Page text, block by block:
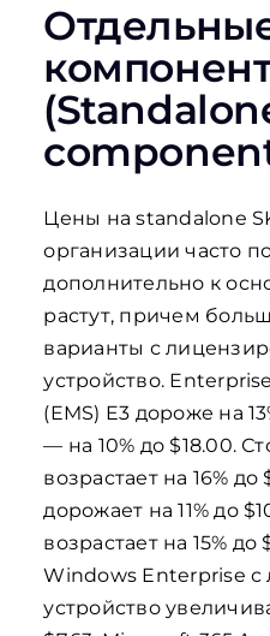
Цены на standalone
организации часто
дополнительно к
растут, причем
варианты с
устройство.
(EMS) E3 дороже на
— на 10% до $18.00.
возрастает на 16% до
дорожает на 11% до
возрастает на 15% до
Windows Enterprise
устройство